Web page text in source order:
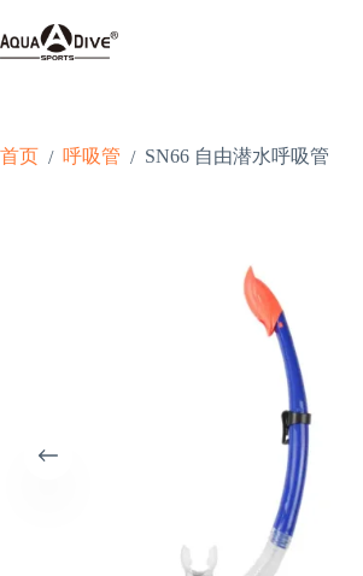
至
内
首页 / 呼吸管 / SN66 自由潜水呼吸管